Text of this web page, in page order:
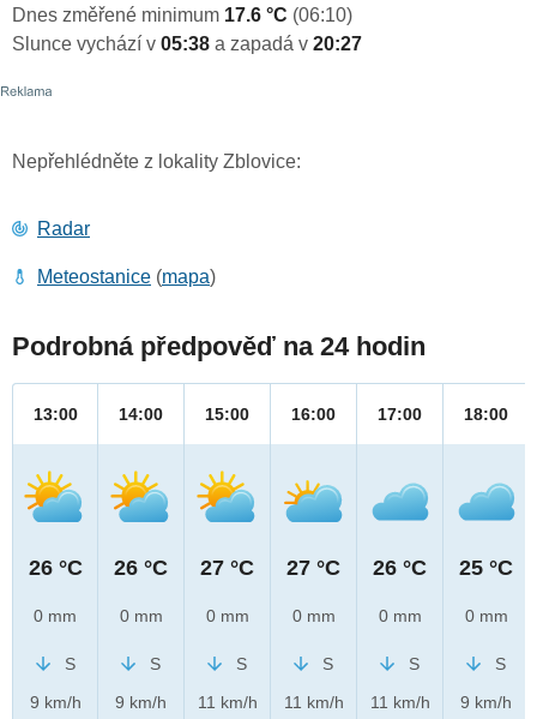
Dnes změřené minimum 17.6 °C (06:10)
Slunce vychází v 05:38 a zapadá v 20:27
Nepřehlédněte z lokality Zblovice:
Radar
Meteostanice (mapa)
Podrobná předpověď na 24 hodin
13:00
26 °C
0 mm
S
9 km/h
14:00
26 °C
0 mm
S
9 km/h
15:00
27 °C
0 mm
S
11 km/h
16:00
27 °C
0 mm
S
11 km/h
17:00
26 °C
0 mm
S
11 km/h
18:00
25 °C
0 mm
S
9 km/h